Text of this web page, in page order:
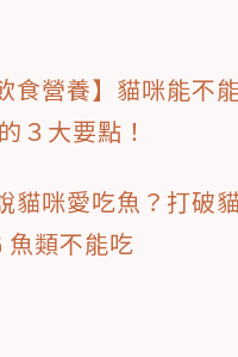
食營養】貓咪能不
３大要點！
貓咪愛吃魚？打破
魚類不能吃